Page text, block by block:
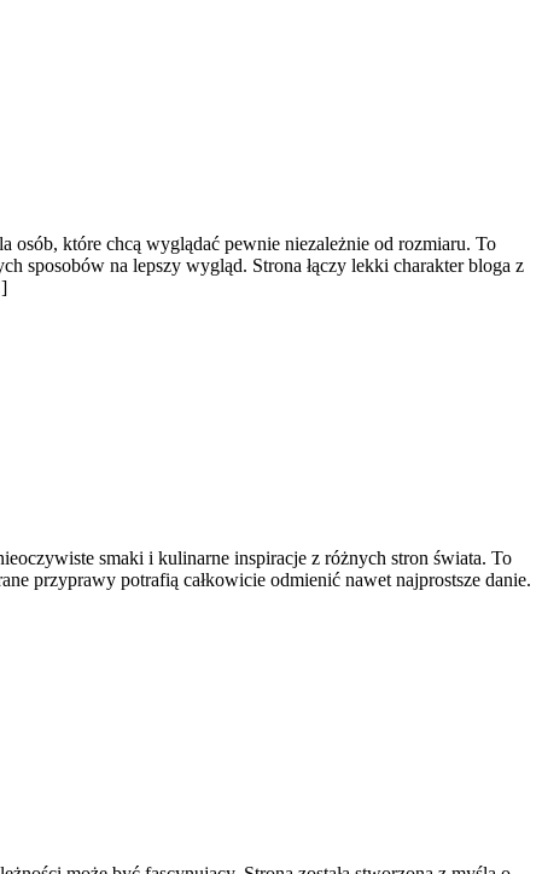
które chcą wyglądać pewnie niezależnie od rozmiaru. To
sposobów na lepszy wygląd. Strona łączy lekki charakter bloga z
smaki i kulinarne inspiracje z różnych stron świata. To
przyprawy potrafią całkowicie odmienić nawet najprostsze danie.